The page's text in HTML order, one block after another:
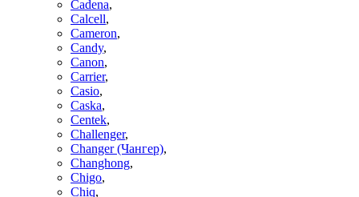
Cadena,
Calcell,
Cameron,
Candy,
Canon,
Carrier,
Casio,
Caska,
Centek,
Challenger,
Changer (Чангер),
Changhong,
Chigo,
Chiq,